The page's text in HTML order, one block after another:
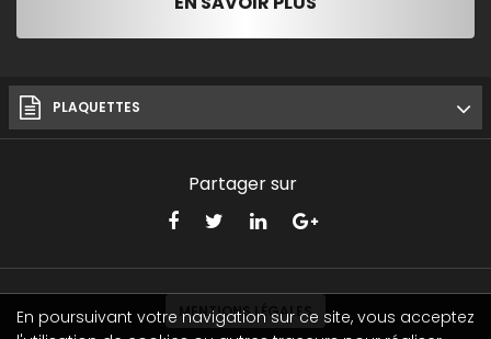
PLAQUETTES
Partager sur
MENTIONS LÉGALES
En poursuivant votre navigation sur ce site, vous acceptez